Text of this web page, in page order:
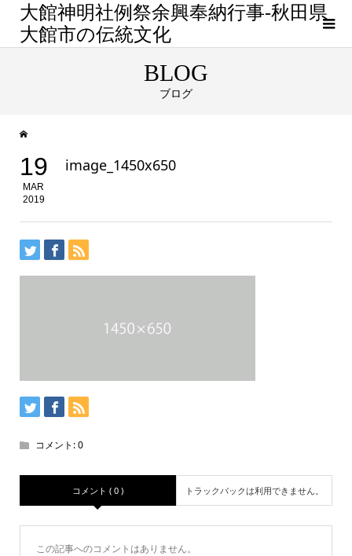
大館神明社例祭余興奉納行事-秋田県
大館市の伝統文化
BLOG
ブログ
19
MAR
2019
image_1450x650
コメント:0
コメント ( 0 ) トラックバックは利用できません。
この記事へのコメントはありません。